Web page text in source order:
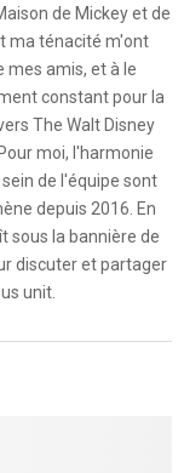
de Mickey et de
ma ténacité m'ont
mes amis, et à le
constant pour la
The Walt Disney
moi, l'harmonie
de l'équipe sont
depuis 2016. En
sous la bannière de
discuter et partager
unit.